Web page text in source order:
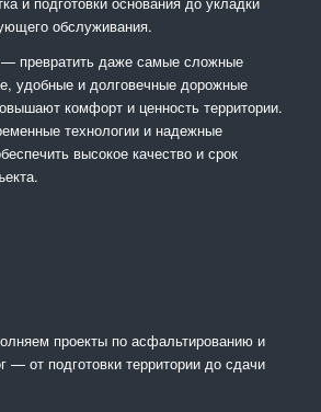
обслуживания.
превратить даже самые сложные
удобные и долговечные дорожные
комфорт и ценность территории.
технологии и надежные
высокое качество и срок
проекты по асфальтированию и
— от подготовки территории до сдачи